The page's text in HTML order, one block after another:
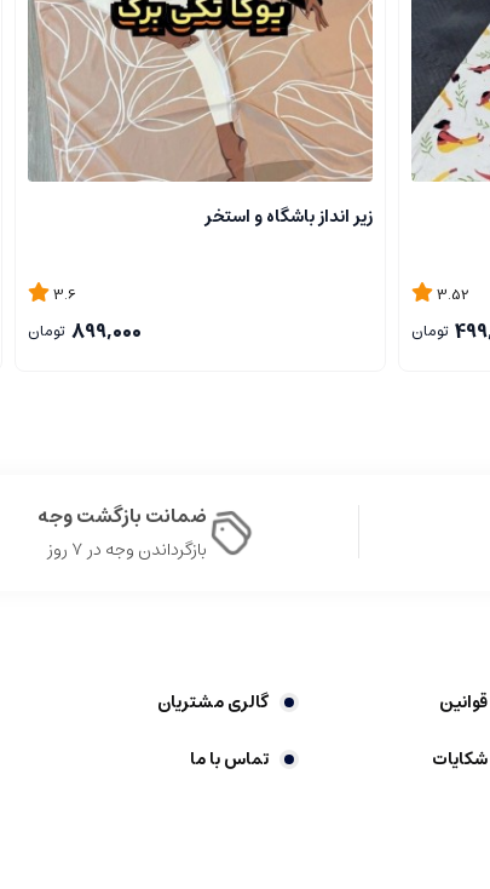
3.52
تومان
زیر انداز باشگاه و استخر
3.6
899,000 تومان
ضمانت بازگشت وجه
بازگرداندن وجه در ۷ روز
قوانین
گالری مشتریان
شکایات تماس با ما